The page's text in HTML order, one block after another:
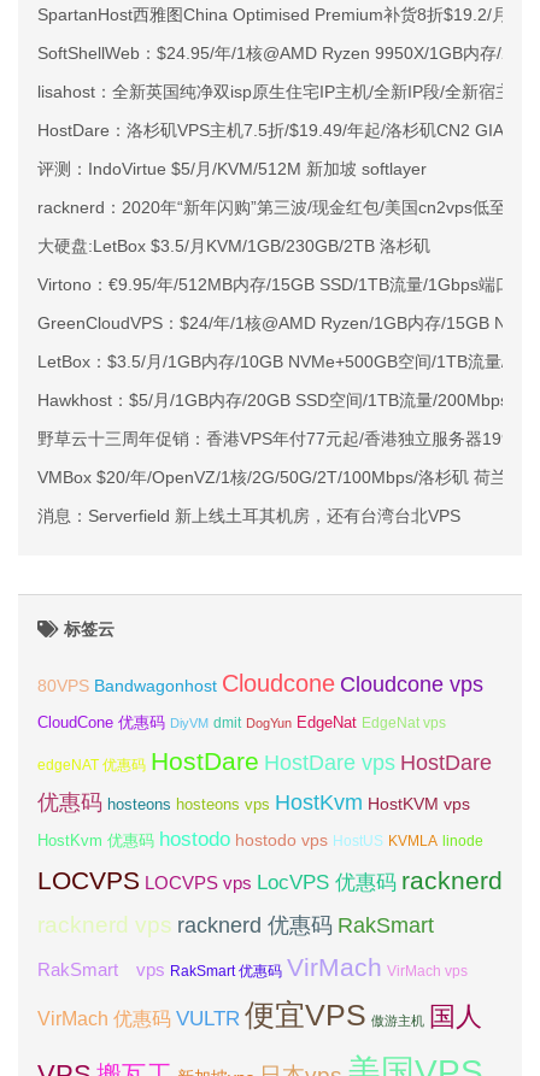
SpartanHost西雅图China Optimised Premium补货8折$19.2/月起
SoftShellWeb：$24.95/年/1核@AMD Ryzen 9950X/1GB内存/
lisahost：全新英国纯净双isp原生住宅IP主机/全新IP段/全新宿主机
HostDare：洛杉矶VPS主机7.5折/$19.49/年起/洛杉矶CN2 GIA/日
评测：IndoVirtue $5/月/KVM/512M 新加坡 softlayer
racknerd：2020年“新年闪购”第三波/现金红包/美国cn2vps低至8
大硬盘:LetBox $3.5/月KVM/1GB/230GB/2TB 洛杉矶
Virtono：€9.95/年/512MB内存/15GB SSD/1TB流量/1Gbps端口/
GreenCloudVPS：$24/年/1核@AMD Ryzen/1GB内存/15GB
LetBox：$3.5/月/1GB内存/10GB NVMe+500GB空间/1TB流量/
Hawkhost：$5/月/1GB内存/20GB SSD空间/1TB流量/200Mbps端
野草云十三周年促销：香港VPS年付77元起/香港独立服务器199元
VMBox $20/年/OpenVZ/1核/2G/50G/2T/100Mbps/洛杉矶 荷兰
消息：Serverfield 新上线土耳其机房，还有台湾台北VPS
标签云
80VPS Bandwagonhost Cloudcone Cloudcone vps
CloudCone 优惠码 DiyVM dmit DogYun EdgeNat EdgeNat vps
edgeNAT 优惠码 HostDare HostDare vps HostDare
优惠码 hosteons hosteons vps HostKvm HostKVM vps
HostKvm 优惠码 hostodo hostodo vps HostUS KVMLA linode
LOCVPS LOCVPS vps LocVPS 优惠码 racknerd
racknerd vps racknerd 优惠码 RakSmart
RakSmart vps RakSmart 优惠码 VirMach VirMach vps
VirMach 优惠码 VULTR 便宜VPS 傲游主机 国人